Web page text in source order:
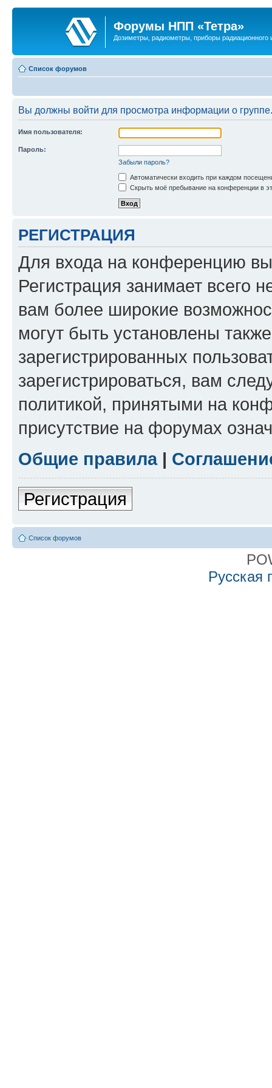
Форумы НПП «Тетра»
Дозиметры, радиометры, приборы радиационного
Список форумов
Вы должны войти для просмотра информации о группе.
Имя пользователя:
Пароль:
Забыли пароль?
Автоматически входить при каждом
Скрыть моё пребывание на конференции в
РЕГИСТРАЦИЯ
Для входа на конференцию
Регистрация занимает всего
вам более широкие
могут быть установлены
зарегистрированных
зарегистрироваться, вам
политикой, принятыми на
присутствие на форумах
Общие правила|
Регистрация
Список форумов
Русская